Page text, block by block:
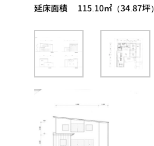
延床面積 115.10㎡（34.87坪）